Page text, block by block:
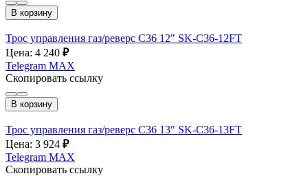
В корзину
Трос управления газ/реверс С36 12" SK-C36-12FT
Цена: 4 240 ₽
Telegram MAX
Скопировать ссылку
В корзину
Трос управления газ/реверс С36 13" SK-C36-13FT
Цена: 3 924 ₽
Telegram MAX
Скопировать ссылку